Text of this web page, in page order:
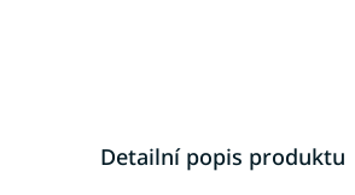
Detailní popis produktu